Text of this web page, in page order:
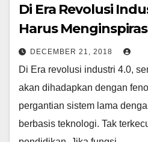
Di Era Revolusi
Harus
DECEMBER 21, 2018
Di Era revolusi industri 4.0,
akan dihadapkan dengan
pergantian sistem lama
berbasis teknologi. Tak